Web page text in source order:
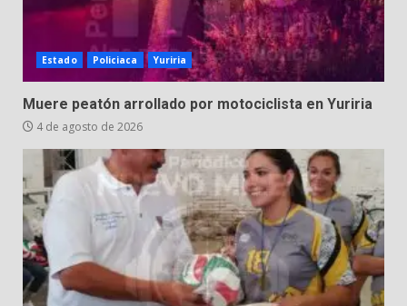
Estado Policiaca Yuriria
Muere peatón arrollado por motociclista en Yuriria
4 de agosto de 2026